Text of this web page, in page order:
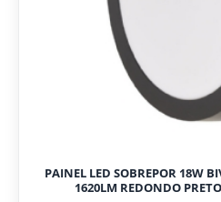
PAINEL LED SOBREPOR 18W
1620LM REDONDO